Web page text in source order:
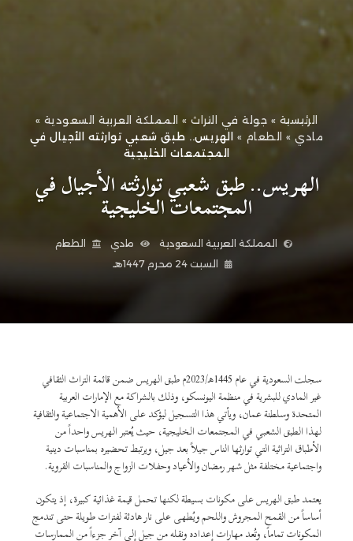
الرئيسية » جولة في التراث » المملكة العربية السعودية »
مادي» الطعام »
الهريس.. طبق شعبي توارثته الأجيال في
المجتمعات الخليجية
الهريس.. طبق شعبي توارثته الأجيال في
المجتمعات الخليجية
المملكة العربية السعودية مادي
الطعام
السبت 24 محرم 1447هـ
سجلت السعودية في عام 1445هـ/2023م طبق الهريس ضمن قائمة التراث الثقافي
غير المادي للبشرية في منظمة اليونسكو، وذلك بالشراكة مع الإمارات العربية
المتحدة وسلطنة عمان، ويأتي هذا التسجيل ليؤكد على الأهمية الاجتماعية والثقافية
لهذا الطبق الشعبي في المجتمعات الخليجية، حيث يُعتبر الهريس واحداً من
الأطباق التراثية التي توارثها الناس جيلاً بعد جيل، ويرتبط تحضيره بمناسبات دينية
واجتماعية مختلفة مثل شهر رمضان والأعياد وحفلات الزواج والمناسبات القروية.
يعتمد طبق الهريس على مكونات بسيطة لكنها تحمل قيمة غذائية كبيرة، إذ يتكون
أساساً من القمح المجروش واللحم ويُطهى على نار هادئة لفترات طويلة حتى تندمج
المكونات تماماً، وتُعد مهارات إعداده ونقله من جيل إلى آخر جزءاً من الممارسات